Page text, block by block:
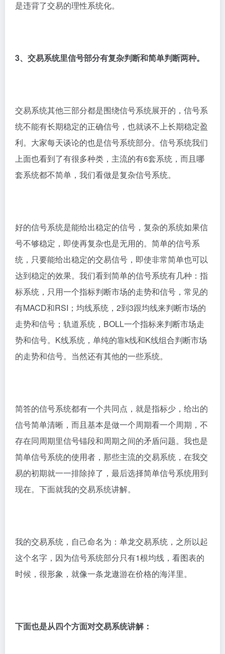
是违背了交易的理性系统化。
3、交易系统里信号部分有复杂判断和简单判断两种。
交易系统其他三部分都是围绕信号系统展开的，信号系
统不能有长期稳定的正确信号，也就谈不上长期稳定盈
利。大家每天谈论的也是信号系统部分。信号系统我们
上面也看到了有很多种类，主流的有6套系统，而且哪
套系统都不简单，我们看做是复杂信号系统。
好的信号系统是能给出稳定的信号，复杂的系统如果信
号不够稳定，即使再复杂也是无用的。简单的信号系
统，只要能给出稳定的交易信号，即使非常简单也可以
达到稳定的效果。我们看到简单的信号系统有几种：指
标系统，只用一个指标判断市场的走势和信号，常见的
有MACD和RSI；均线系统，2到3跟均线来判断市场的
走势和信号；轨道系统，BOLL一个指标来判断市场走
势和信号。K线系统，单纯的靠k线和K线组合判断市场
的走势和信号。当然还有其他的一些系统。
简答的信号系统都有一个共同点，就是指标少，给出的
信号简单清晰，而且基本是做一个周期看一个周期，不
存在同周期里信号锚段和周期之间的矛盾问题。我也是
简单信号系统的使用者，那些主流的交易系统，在我交
易的初期就一一排除掉了，最后选择简单信号系统用到
现在。下面就我的交易系统讲解。
我的交易系统，自己命名为：单龙交易系统，之所以起
这个名字，因为信号系统部分只有1根均线，看图表的
时候，很形象，就像一条龙遨游在价格的海洋里。
下面也是从四个方面对交易系统讲解：